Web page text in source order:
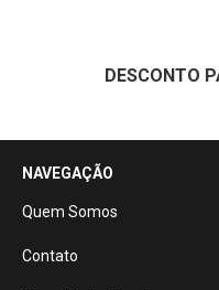
DESCONTO
NAVEGAÇÃO
Quem Somos
Contato